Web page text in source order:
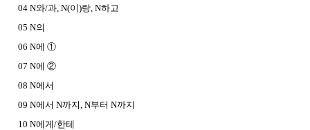
04 N와/과, N(이)랑, N하고
05 N의
06 N에 ①
07 N에 ②
08 N에서
09 N에서 N까지, N부터 N까지
10 N에게/한테